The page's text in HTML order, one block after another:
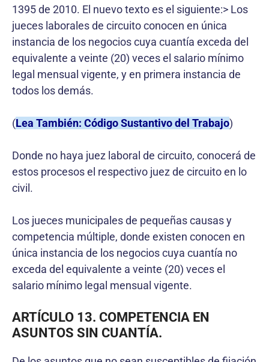
1395 de 2010. El nuevo texto es el siguiente:> Los
jueces laborales de circuito conocen en única
instancia de los negocios cuya cuantía exceda del
equivalente a veinte (20) veces el salario mínimo
legal mensual vigente, y en primera instancia de
todos los demás.
(Lea También: Código Sustantivo del Trabajo)
Donde no haya juez laboral de circuito, conocerá de
estos procesos el respectivo juez de circuito en lo
civil.
Los jueces municipales de pequeñas causas y
competencia múltiple, donde existen conocen en
única instancia de los negocios cuya cuantía no
exceda del equivalente a veinte (20) veces el
salario mínimo legal mensual vigente.
ARTÍCULO 13. COMPETENCIA EN
ASUNTOS SIN CUANTÍA.